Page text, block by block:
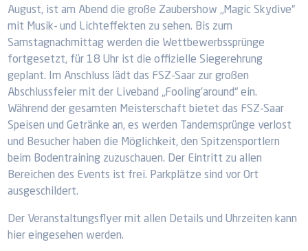
August, ist am Abend die große Zaubershow „Magic Skydive“
mit Musik- und Lichteffekten zu sehen. Bis zum
Samstagnachmittag werden die Wettbewerbssprünge
fortgesetzt, für 18 Uhr ist die offizielle Siegerehrung
geplant. Im Anschluss lädt das FSZ-Saar zur großen
Abschlussfeier mit der Liveband „Fooling’around“ ein.
Während der gesamten Meisterschaft bietet das FSZ-Saar
Speisen und Getränke an, es werden Tandemsprünge verlost
und Besucher haben die Möglichkeit, den Spitzensportlern
beim Bodentraining zuzuschauen. Der Eintritt zu allen
Bereichen des Events ist frei. Parkplätze sind vor Ort
ausgeschildert.
Der Veranstaltungsflyer mit allen Details und Uhrzeiten kann
hier eingesehen werden.